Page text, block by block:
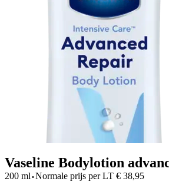
Vaseline Bodylotion
200 ml·Normale prijs per LT € 38,95